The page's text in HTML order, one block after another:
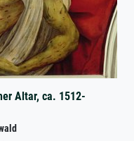
Altar, ca. 1512-